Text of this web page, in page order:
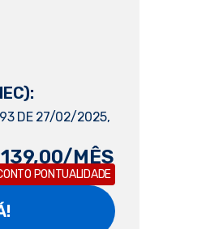
DE 27/02/2025,
MÊS
PONTUALIDADE